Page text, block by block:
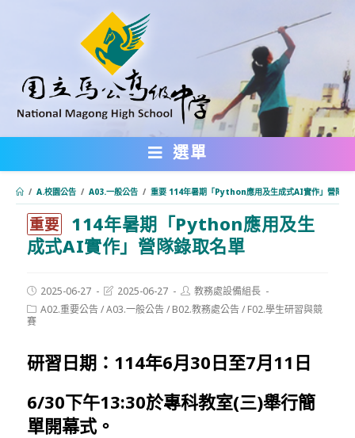
內
選單
/ A.校園公告 / A03.一般公告 / 重要 114年暑期「Python應用及生成式AI實作」營隊錄
重要
114年暑期「Python應用及生
成式AI實作」營隊錄取名單
Post
published:
2025-06-27
Post
modified:
2025-06-27
Post
author:
教務處設備組長
Post
category:
A02.重要公告/A03.一般公告/ B02.教務處公告/ F02.學生研習與競
賽
研習日期：114年6月30日至7月11日
6/30下午13:30於專科教室(三)舉行簡
單開幕式。